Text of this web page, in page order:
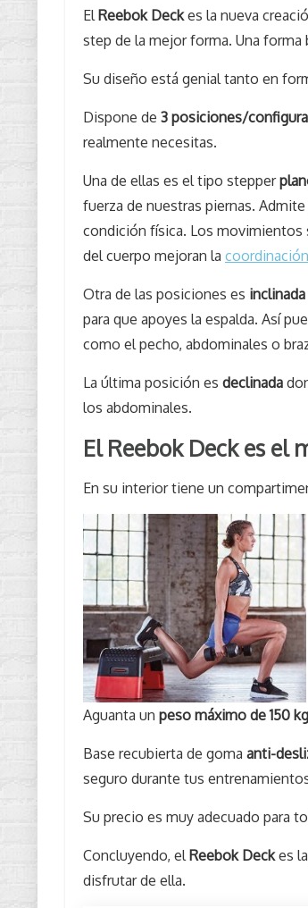
El Reebok Deckes la nueva
step de la mejor forma. Una
Su diseño está genial tanto en
Dispone de 3 posiciones/
realmente necesitas.
Una de ellas es el tipo stepper
fuerza de nuestras piernas.
condición física. Los
del cuerpo mejoran la
Otra de las posiciones es inclinada
para que apoyes la espalda. Así
como el pecho, abdominales o
La última posición es declinada
los abdominales.
El Reebok Deck es el
En su interior tiene un
Aguanta un peso máximo de 150 kg
Base recubierta de goma anti-
seguro durante tus
Su precio es muy adecuado para
Concluyendo, el Reebok Deckes
disfrutar de ella.